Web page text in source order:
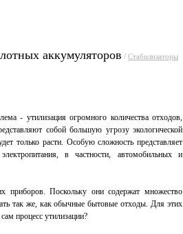
аккумуляторов / Стабилизаторы
- утилизация огромного количества отходов,
собой большую угрозу экологической
только расти. Особую сложность представляет
в частности, автомобильных и
приборов. Поскольку они содержат множество
так же, как обычные бытовые отходы. Для этих
процесс утилизации?